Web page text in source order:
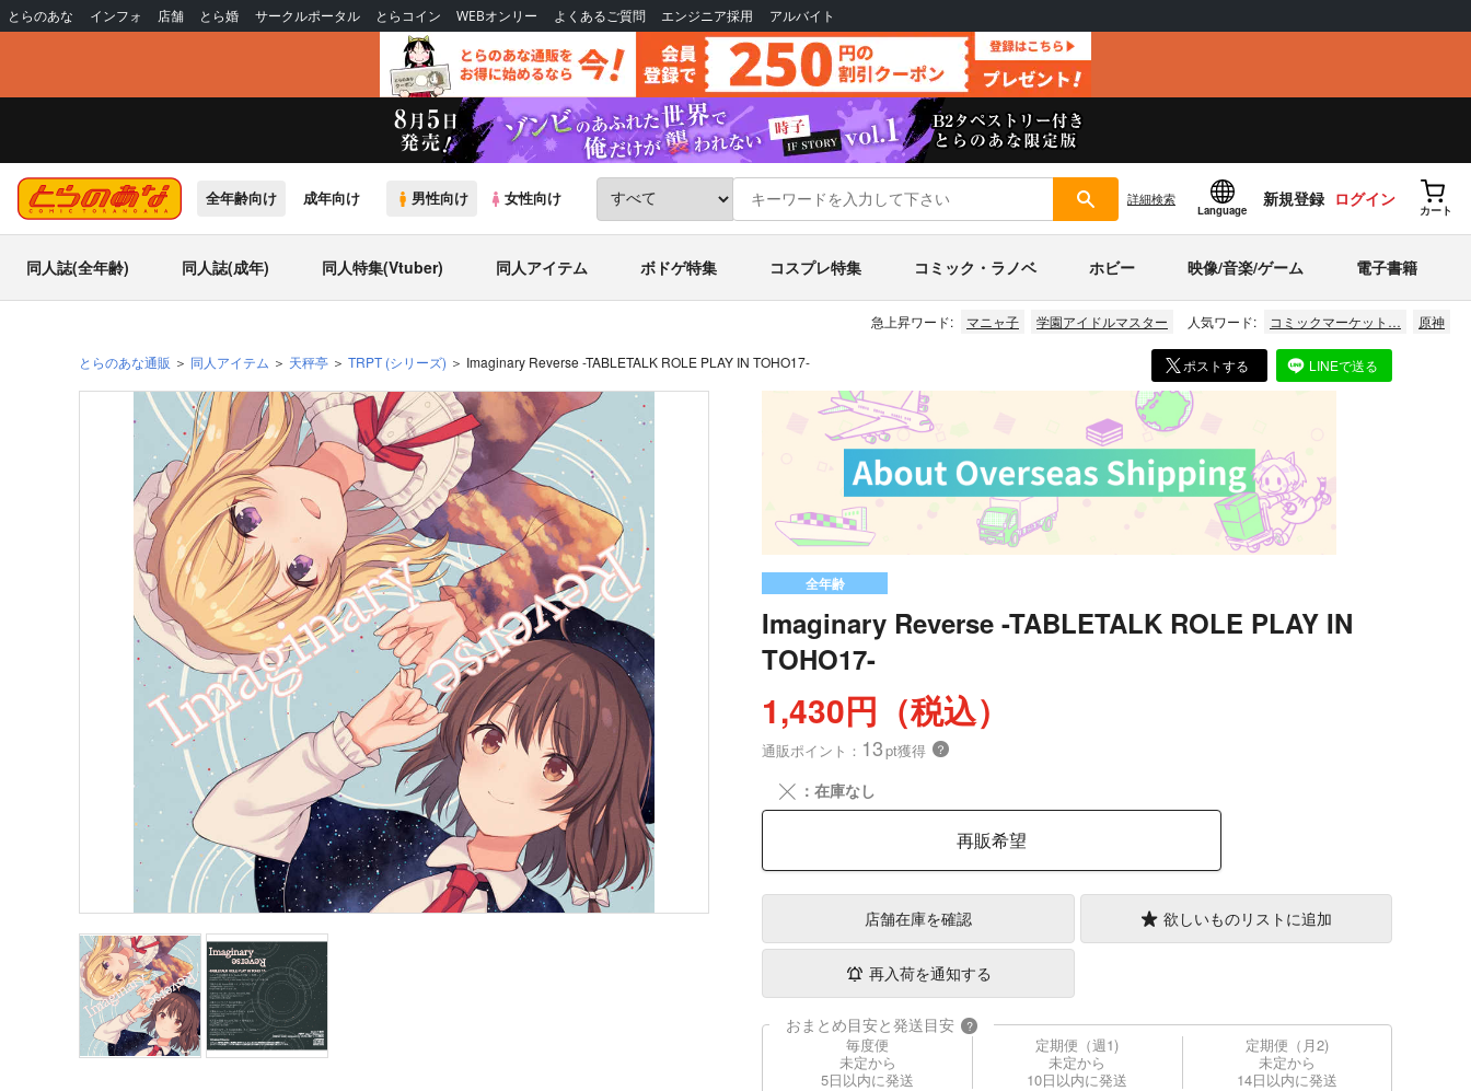
とらのあな インフォ 店舗 とら婚 サークルポータル とらコイン WEBオンリー よくあるご質問 エンジニア採用 アルバイト
全年齢向け 成年向け 男性向け 女性向け 詳細検索
Language
新規登録 ログイン
カート
同人誌(全年齢) 同人誌(成年) 同人特集(Vtuber) 同人アイテム ボドゲ特集 コスプレ特集 コミック・ラノベ ホビー 映像/音楽/ゲーム 電子書籍
急上昇ワード: マニャ子 学園アイドルマスター 人気ワード: コミックマーケット… 原神
とらのあな通販 同人アイテム 天秤亭 TRPT (シリーズ) Imaginary Reverse -TABLETALK ROLE PLAY IN TOHO17- ポストする LINEで送る
全年齢
Imaginary Reverse -TABLETALK ROLE PLAY IN
TOHO17-
1,430円（税込）
通販ポイント： 13pt獲得 ？
╳ ：在庫なし
再販希望
店舗在庫を確認 欲しいものリストに追加
再入荷を通知する
おまとめ目安と発送目安 ?
毎度便
未定から
5日以内に発送
定期便（週1)
未定から
10日以内に発送
定期便（月2)
未定から
14日以内に発送